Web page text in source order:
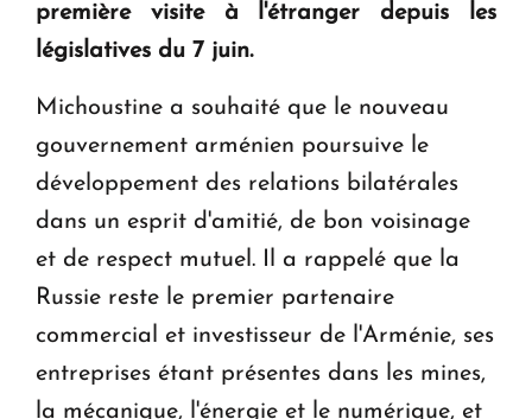
Le premier hôtel Hyatt Regency d'Arménie
ouvrira ses portes à Dilijan
première visite à l'étranger depuis les
législatives du 7 juin.
Michoustine a souhaité que le nouveau
gouvernement arménien poursuive le
développement des relations bilatérales
dans un esprit d'amitié, de bon voisinage
et de respect mutuel. Il a rappelé que la
Russie reste le premier partenaire
commercial et investisseur de l'Arménie, ses
entreprises étant présentes dans les mines,
la mécanique, l'énergie et le numérique, et